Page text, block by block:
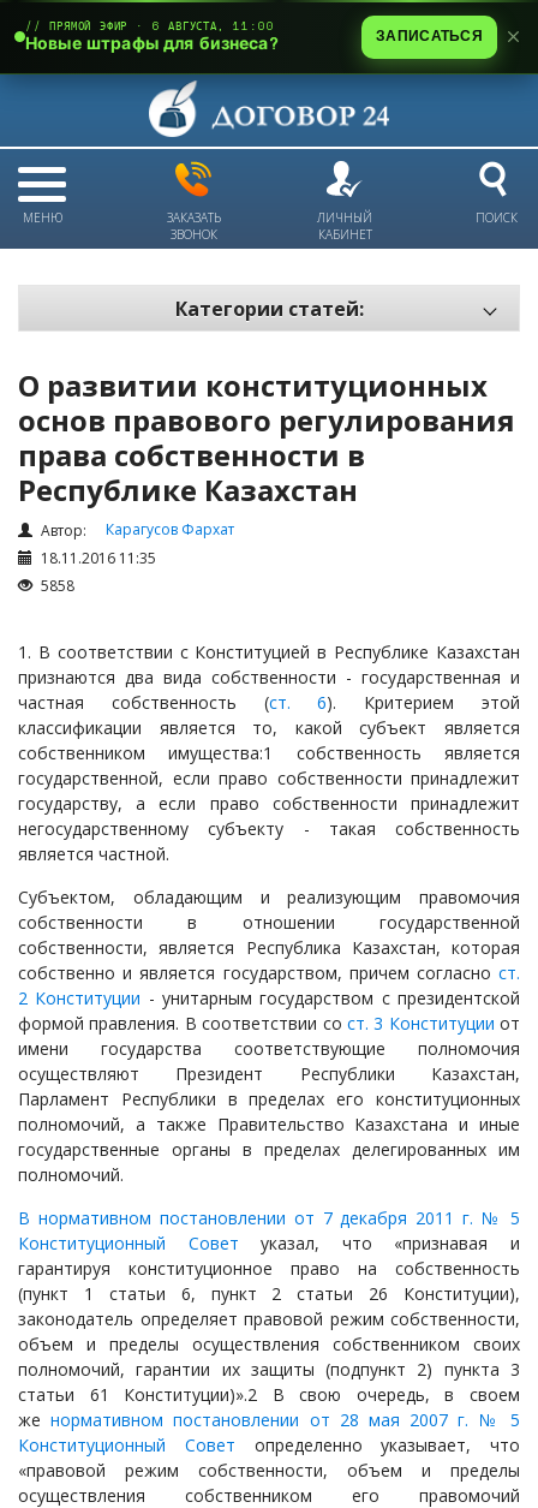
МЕНЮ
ЗАКАЗАТЬ
ЗВОНОК
ЛИЧНЫЙ
КАБИНЕТ
ПОИСК
Категории статей:
Электронный документооборот и цифровая подпись
Трудовые отношения
Техника безопасности и охрана труда
Изменения в законодательстве РК
Займы
Сбор долгов
Проверка государственных органов
Интернет и право
Корпоративные отношения
Государственные закупки
Заключение, изменение и расторжение договоров
Налоги и налогообложение
Новости сервиса
Архив
О развитии конституционных
основ правового регулирования
права собственности в
Республике Казахстан
Автор:
Карагусов Фархат
18.11.2016 11:35
5858
1. В соответствии с Конституцией в Республике Казахстан
признаются два вида собственности - государственная и
частная собственность (ст. 6). Критерием этой
классификации является то, какой субъект является
собственником имущества:1 собственность является
государственной, если право собственности принадлежит
государству, а если право собственности принадлежит
негосударственному субъекту - такая собственность
является частной.
Субъектом, обладающим и реализующим правомочия
собственности в отношении государственной
собственности, является Республика Казахстан, которая
собственно и является государством, причем согласно ст.
2 Конституции - унитарным государством с президентской
формой правления. В соответствии со ст. 3 Конституции от
имени государства соответствующие полномочия
осуществляют Президент Республики Казахстан,
Парламент Республики в пределах его конституционных
полномочий, а также Правительство Казахстана и иные
государственные органы в пределах делегированных им
полномочий.
В нормативном постановлении от 7 декабря 2011 г. № 5
Конституционный Советуказал, что «признавая и
гарантируя конституционное право на собственность
(пункт 1 статьи 6, пункт 2 статьи 26 Конституции),
законодатель определяет правовой режим собственности,
объем и пределы осуществления собственником своих
полномочий, гарантии их защиты (подпункт 2) пункта 3
статьи 61 Конституции)».2 В свою очередь, в своем
женормативном постановлении от 28 мая 2007 г. № 5
Конституционный Совет определенно указывает, что
«правовой режим собственности, объем и пределы
осуществления собственником его правомочий
// ПРЯМОЙ ЭФИР · 6 АВГУСТА, 11:00
Новые штрафы для бизнеса? ЗАПИСАТЬСЯ